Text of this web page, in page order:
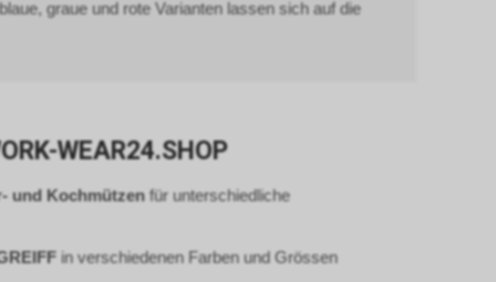
graue und rote Varianten lassen sich auf die
WEAR24.SHOP
und Kochmützen für unterschiedliche
in verschiedenen Farben und Grössen
einen
4, Irland,
auch Art. 6